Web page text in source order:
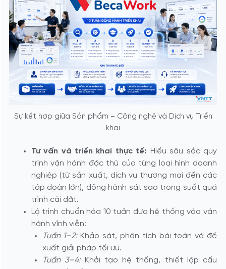
Sự kết hợp giữa Sản phẩm – Công nghệ và Dịch vụ Triển
khai
Tư vấn và triển khai thực tế: Hiểu sâu sắc quy
trình vận hành đặc thù của từng loại hình doanh
nghiệp (từ sản xuất, dịch vụ thương mại đến các
tập đoàn lớn), đồng hành sát sao trong suốt quá
trình cài đặt.
Lộ trình chuẩn hóa 10 tuần đưa hệ thống vào vận
hành vĩnh viễn:
Tuần 1–2:Khảo sát, phân tích bài toán và đề
xuất giải pháp tối ưu.
Tuần 3–4:Khởi tạo hệ thống, thiết lập cấu